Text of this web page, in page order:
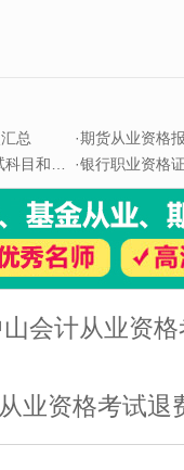
总 ·期货从业资格
和题型 ·银行职业资格证
会计从业资
业资格考试退